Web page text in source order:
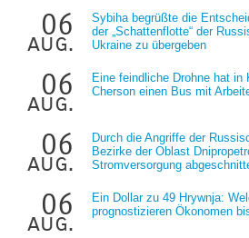
06
aug.
Sybiha begrüßte die
der „Schattenflotte“ der
Ukraine zu übergeben
06
aug.
Eine feindliche Drohne hat
Cherson einen Bus mit
06
aug.
Durch die Angriffe der
Bezirke der Oblast
Stromversorgung
06
aug.
Ein Dollar zu 49 Hrywnja:
prognostizieren Ökonomen